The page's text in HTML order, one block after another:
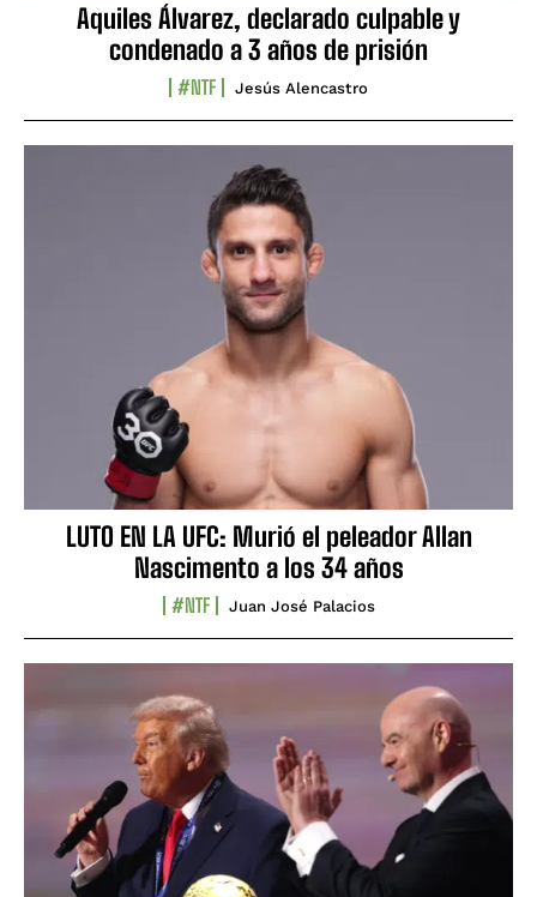
Aquiles Álvarez, declarado culpable y
condenado a 3 años de prisión
#NTF Jesús Alencastro
LUTO EN LA UFC: Murió el peleador Allan
Nascimento a los 34 años
#NTF Juan José Palacios